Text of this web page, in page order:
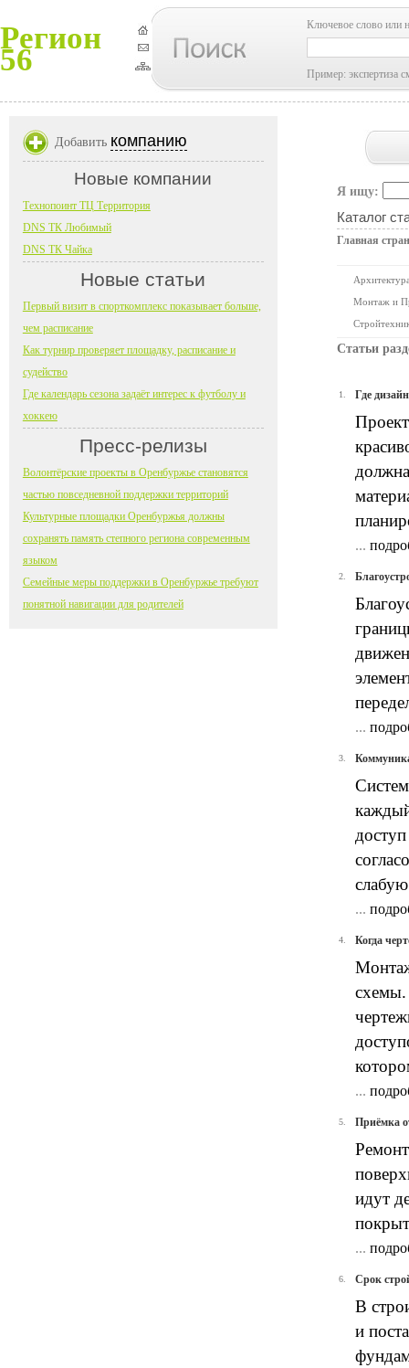
Регион
56
Ключевое слово или
Пример: экспертиза
Я ищу:
Каталог
Главная
Монтаж и
Статьи
1. Где
...
2.
...
3.
...
4. Когда
схемы.
...
5. Приёмка
идут
...
6. Срок
В
и
Добавить компанию
Новые компании
Технопоинт ТЦ Территория
DNS ТК Любимый
DNS ТК Чайка
Новые статьи
Первый визит в спорткомплекс показывает больше,
чем расписание
Как турнир проверяет площадку, расписание и
судейство
Где календарь сезона задаёт интерес к футболу и
хоккею
Пресс-релизы
Волонтёрские проекты в Оренбуржье становятся
частью повседневной поддержки территорий
Культурные площадки Оренбуржья должны
сохранять память степного региона современным
языком
Семейные меры поддержки в Оренбуржье требуют
понятной навигации для родителей